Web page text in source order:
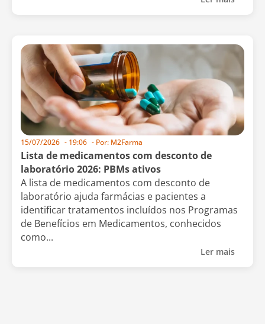
15/07/2026 - 19:06 - Por: M2Farma
Lista de medicamentos com desconto de
laboratório 2026: PBMs ativos
A lista de medicamentos com desconto de
laboratório ajuda farmácias e pacientes a
identificar tratamentos incluídos nos Programas
de Benefícios em Medicamentos, conhecidos
como...
Ler mais